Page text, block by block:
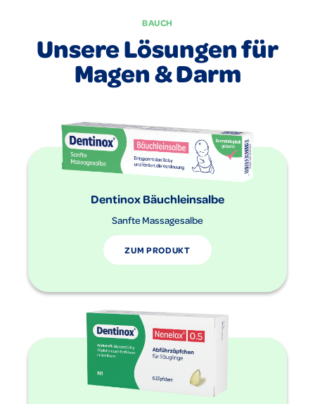
BAUCH
Unsere Lösungen für
Magen & Darm
Dentinox Bäuchleinsalbe
Sanfte Massagesalbe
ZUM PRODUKT